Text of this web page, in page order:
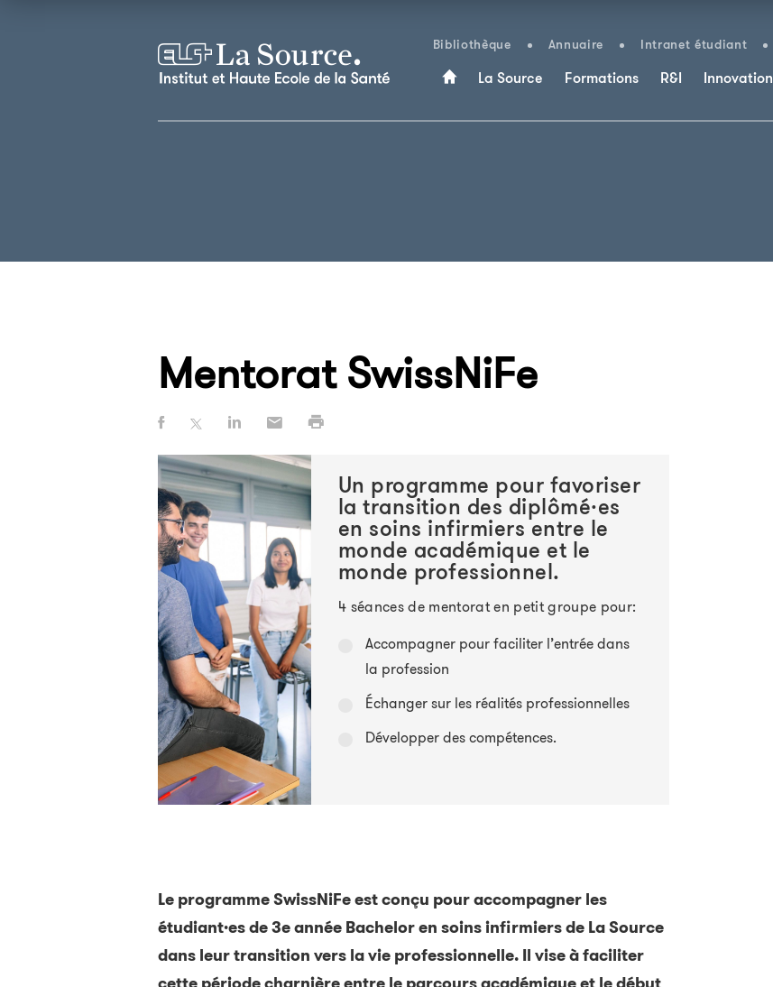
Bibliothèque Annuaire Intranet étudiant
La Source Formations R&I Innovation
Mentorat SwissNiFe
Un programme pour favoriser
la transition des diplômé·es
en soins infirmiers entre le
monde académique et le
monde professionnel.
4 séances de mentorat en petit groupe pour:
Accompagner pour faciliter l’entrée dans
la profession
Échanger sur les réalités professionnelles
Développer des compétences.
Le programme SwissNiFe est conçu pour accompagner les
étudiant·es de 3e année Bachelor en soins infirmiers de La Source
dans leur transition vers la vie professionnelle. Il vise à faciliter